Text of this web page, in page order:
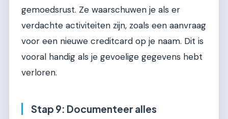
gemoedsrust. Ze waarschuwen je als er
verdachte activiteiten zijn, zoals een aanvraag
voor een nieuwe creditcard op je naam. Dit is
vooral handig als je gevoelige gegevens hebt
verloren.
Stap 9: Documenteer alles